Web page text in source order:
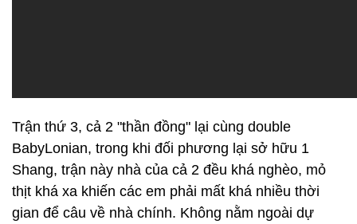
Trận thứ 3, cả 2 "thần đồng" lại cùng double
BabyLonian, trong khi đối phương lại sở hữu 1
Shang, trận này nhà của cả 2 đều khá nghèo, mỏ
thịt khá xa khiến các em phải mất khá nhiều thời
gian để câu về nhà chính. Không nằm ngoài dự